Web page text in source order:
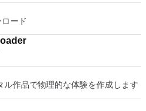
デバイスのサポー
ス情報を取得します。 直感的なホ
スを介して仮想マシンに簡単にアク
PC仮想マシンもサポートして
ード
ル作品で物理的な体験を作成します